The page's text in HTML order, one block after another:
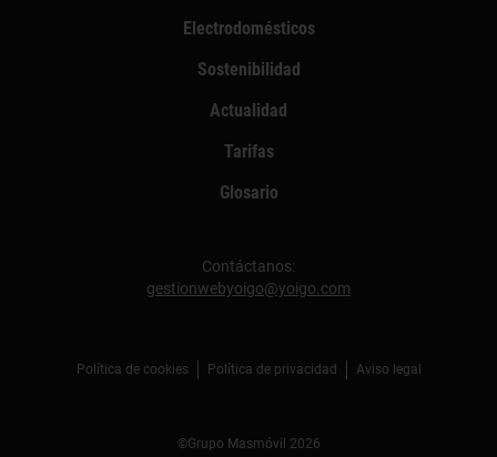
Electrodomésticos
Sostenibilidad
Actualidad
Tarifas
Glosario
Contáctanos:
gestionwebyoigo@yoigo.com
Política de cookies Política de privacidad Aviso legal
©Grupo Masmóvil 2026